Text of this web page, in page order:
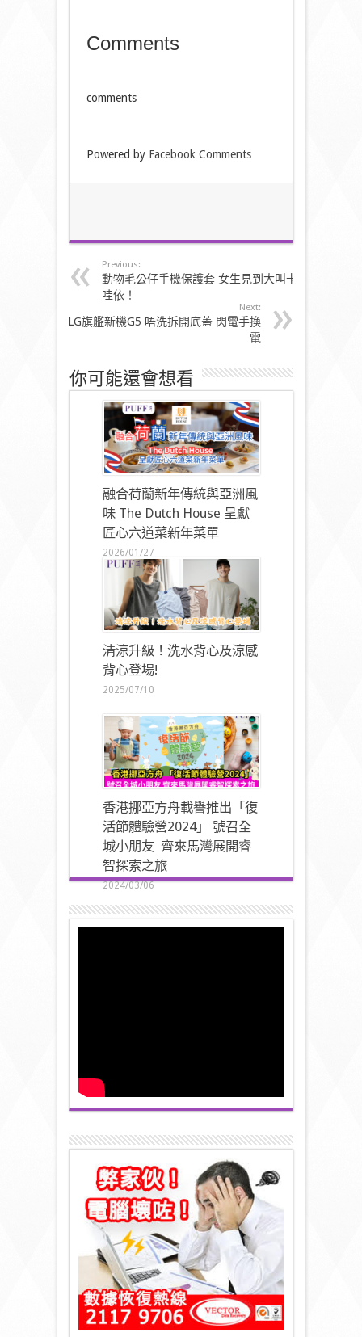
Comments
comments
Powered by Facebook Comments
Previous:
動物毛公仔手機保護套 女生見到大叫卡
哇依！
Next:
LG旗艦新機G5 唔洗拆開底蓋 閃電手換
電
你可能還會想看
融合荷蘭新年傳統與亞洲風
味 The Dutch House 呈獻
匠心六道菜新年菜單
2026/01/27
清涼升級！洗水背心及涼感
背心登場!
2025/07/10
香港挪亞方舟載譽推出「復
活節體驗營2024」 號召全
城小朋友 齊來馬灣展開睿
智探索之旅
2024/03/06